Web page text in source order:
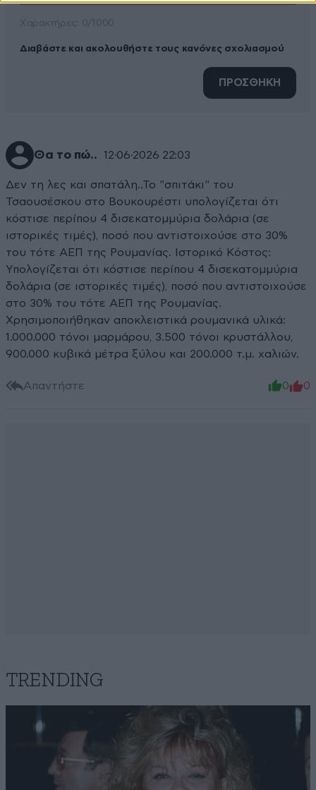
Διαβάστε και ακολουθήστε τους κανόνες σχολιασμού
ΠΡΟΣΘΗΚΗ
Θα το πώ.. 12·06·2026 22:03
Δεν τη λες και σπατάλη..Το "σπιτάκι" του
Τσαουσέσκου στο Βουκουρέστι υπολογίζεται ότι
κόστισε περίπου 4 δισεκατομμύρια δολάρια (σε
ιστορικές τιμές), ποσό που αντιστοιχούσε στο 30%
του τότε ΑΕΠ της Ρουμανίας. Ιστορικό Κόστος:
Υπολογίζεται ότι κόστισε περίπου 4 δισεκατομμύρια
δολάρια (σε ιστορικές τιμές), ποσό που αντιστοιχούσε
στο 30% του τότε ΑΕΠ της Ρουμανίας.
Χρησιμοποιήθηκαν αποκλειστικά ρουμανικά υλικά:
1.000.000 τόνοι μαρμάρου, 3.500 τόνοι κρυστάλλου,
900.000 κυβικά μέτρα ξύλου και 200.000 τ.μ. χαλιών.
Απαντήστε 0 0
TRENDING